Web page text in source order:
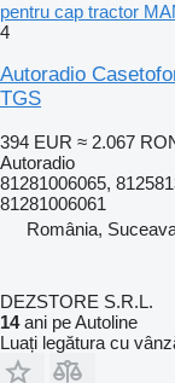
pentru cap tractor
4
Autoradio
TGS
394 EUR ≈ 2.067
Autoradio
81281006065,
81281006061
România,
DEZSTORE S.R.L.
14ani pe Autoline
Luați legătura cu